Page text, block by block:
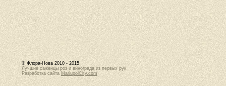
© Флора-Нова 2010 - 2015
Лучшие саженцы роз и винограда из первых рук
Разработка сайта MariupolCity.com